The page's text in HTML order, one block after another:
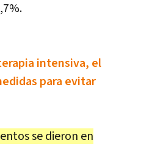
intensiva, el
para evitar
se dieron en